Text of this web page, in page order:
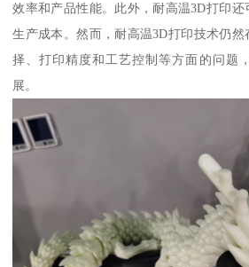
效率和产品性能。此外，耐高温3D打印
生产成本。然而，耐高温3D打印技术仍
择、打印精度和工艺控制等方面的问题
展。